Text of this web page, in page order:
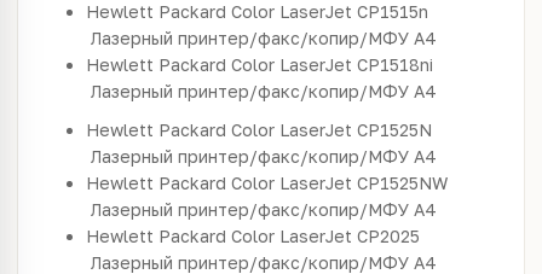
Hewlett Packard Color LaserJet CP1515n
Лазерный принтер/факс/копир/МФУ A4
Hewlett Packard Color LaserJet CP1518ni
Лазерный принтер/факс/копир/МФУ A4
Hewlett Packard Color LaserJet CP1525N
Лазерный принтер/факс/копир/МФУ A4
Hewlett Packard Color LaserJet CP1525NW
Лазерный принтер/факс/копир/МФУ A4
Hewlett Packard Color LaserJet CP2025
Лазерный принтер/факс/копир/МФУ A4